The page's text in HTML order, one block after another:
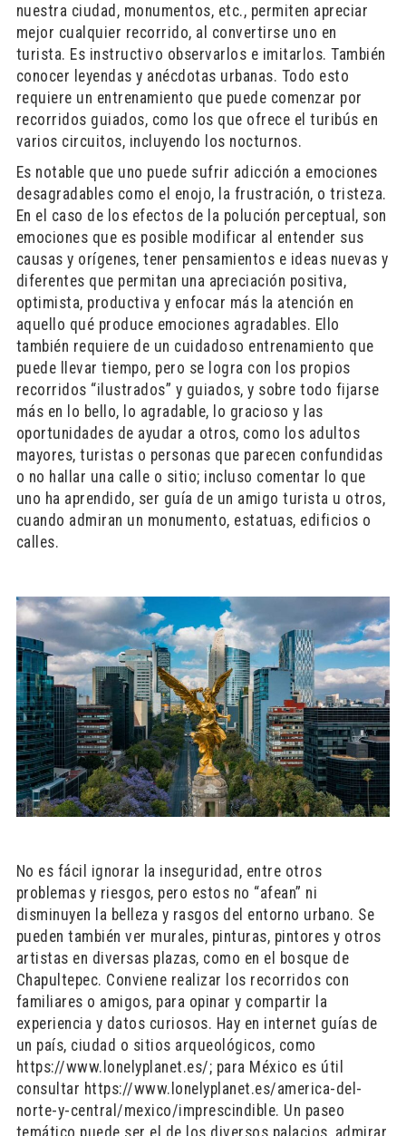
nuestra ciudad, monumentos, etc., permiten apreciar
mejor cualquier recorrido, al convertirse uno en
turista. Es instructivo observarlos e imitarlos. También
conocer leyendas y anécdotas urbanas. Todo esto
requiere un entrenamiento que puede comenzar por
recorridos guiados, como los que ofrece el turibús en
varios circuitos, incluyendo los nocturnos.
Es notable que uno puede sufrir adicción a emociones
desagradables como el enojo, la frustración, o tristeza.
En el caso de los efectos de la polución perceptual, son
emociones que es posible modificar al entender sus
causas y orígenes, tener pensamientos e ideas nuevas y
diferentes que permitan una apreciación positiva,
optimista, productiva y enfocar más la atención en
aquello qué produce emociones agradables. Ello
también requiere de un cuidadoso entrenamiento que
puede llevar tiempo, pero se logra con los propios
recorridos “ilustrados” y guiados, y sobre todo fijarse
más en lo bello, lo agradable, lo gracioso y las
oportunidades de ayudar a otros, como los adultos
mayores, turistas o personas que parecen confundidas
o no hallar una calle o sitio; incluso comentar lo que
uno ha aprendido, ser guía de un amigo turista u otros,
cuando admiran un monumento, estatuas, edificios o
calles.
No es fácil ignorar la inseguridad, entre otros
problemas y riesgos, pero estos no “afean” ni
disminuyen la belleza y rasgos del entorno urbano. Se
pueden también ver murales, pinturas, pintores y otros
artistas en diversas plazas, como en el bosque de
Chapultepec. Conviene realizar los recorridos con
familiares o amigos, para opinar y compartir la
experiencia y datos curiosos. Hay en internet guías de
un país, ciudad o sitios arqueológicos, como
https://www.lonelyplanet.es/; para México es útil
consultar https://www.lonelyplanet.es/america-del-
norte-y-central/mexico/imprescindible. Un paseo